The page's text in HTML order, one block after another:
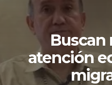
Buscan
atención